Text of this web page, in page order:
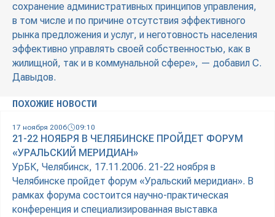
сохранение административных принципов управления,
в том числе и по причине отсутствия эффективного
рынка предложения и услуг, и неготовность населения
эффективно управлять своей собственностью, как в
жилищной, так и в коммунальной сфере», — добавил С.
Давыдов.
ПОХОЖИЕ НОВОСТИ
17 ноября 2006 09:10
21-22 НОЯБРЯ В ЧЕЛЯБИНСКЕ ПРОЙДЕТ ФОРУМ
«УРАЛЬСКИЙ МЕРИДИАН»
УрБК, Челябинск, 17.11.2006. 21-22 ноября в
Челябинске пройдет форум «Уральский меридиан». В
рамках форума состоится научно-практическая
конференция и специализированная выставка